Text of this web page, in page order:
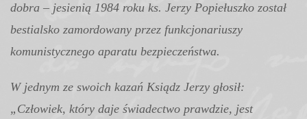
dobra – jesienią 1984 roku ks. Jerzy Popiełuszko został
bestialsko zamordowany przez funkcjonariuszy
komunistycznego aparatu bezpieczeństwa.
W jednym ze swoich kazań Ksiądz Jerzy głosił:
„Człowiek, który daje świadectwo prawdzie, jest